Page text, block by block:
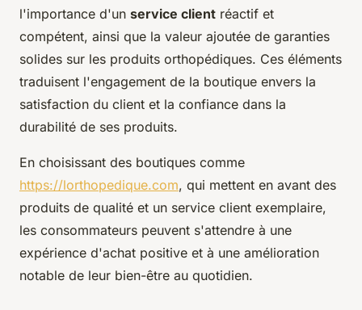
l'importance d'un service client réactif et
compétent, ainsi que la valeur ajoutée de garanties
solides sur les produits orthopédiques. Ces éléments
traduisent l'engagement de la boutique envers la
satisfaction du client et la confiance dans la
durabilité de ses produits.
En choisissant des boutiques comme
https://lorthopedique.com, qui mettent en avant des
produits de qualité et un service client exemplaire,
les consommateurs peuvent s'attendre à une
expérience d'achat positive et à une amélioration
notable de leur bien-être au quotidien.